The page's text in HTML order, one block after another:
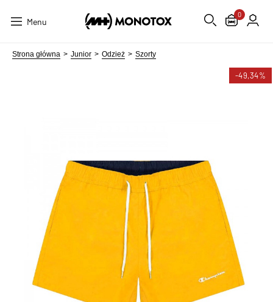
Menu
0
Strona główna Junior Odzież Szorty
-49,34%